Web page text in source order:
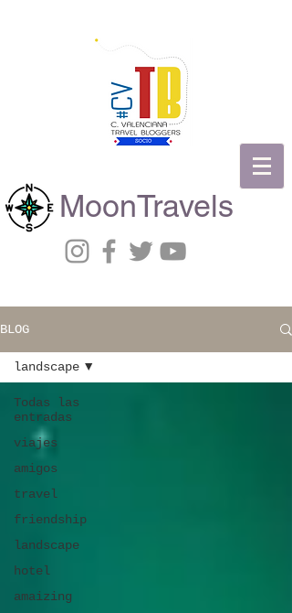
MoonTravels
BLOG
Todas las
entradas
viajes
amigos
travel
friendship
landscape
hotel
amaizing
landscape